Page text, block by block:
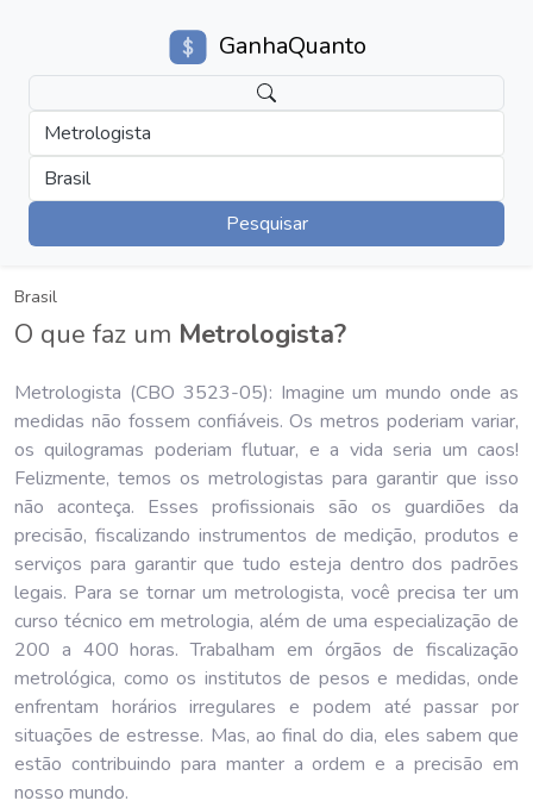
GanhaQuanto
Metrologista
Brasil
Pesquisar
Brasil
O que faz um Metrologista?
Metrologista (CBO 3523-05): Imagine um mundo onde as
medidas não fossem confiáveis. Os metros poderiam variar,
os quilogramas poderiam flutuar, e a vida seria um caos!
Felizmente, temos os metrologistas para garantir que isso
não aconteça. Esses profissionais são os guardiões da
precisão, fiscalizando instrumentos de medição, produtos e
serviços para garantir que tudo esteja dentro dos padrões
legais. Para se tornar um metrologista, você precisa ter um
curso técnico em metrologia, além de uma especialização de
200 a 400 horas. Trabalham em órgãos de fiscalização
metrológica, como os institutos de pesos e medidas, onde
enfrentam horários irregulares e podem até passar por
situações de estresse. Mas, ao final do dia, eles sabem que
estão contribuindo para manter a ordem e a precisão em
nosso mundo.